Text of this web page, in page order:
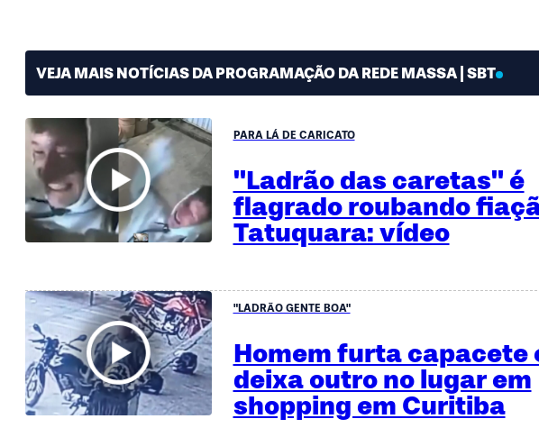
VEJA MAIS NOTÍCIAS DA PROGRAMAÇÃO DA REDE MASSA | SBT
PARA LÁ DE CARICATO
"Ladrão das caretas" é
flagrado roubando
Tatuquara: vídeo
"LADRÃO GENTE BOA"
Homem furta capacete
deixa outro no lugar em
shopping em Curitiba